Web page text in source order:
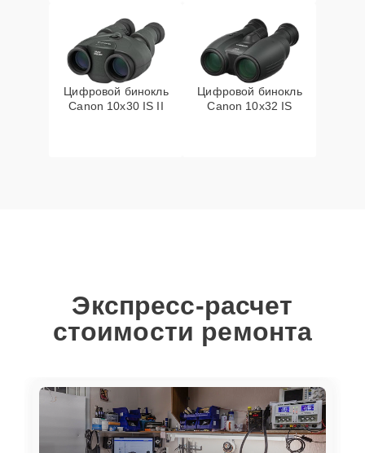
Цифровой бинокль
Canon 10x30 IS II
Цифровой бинокль
Canon 10x32 IS
Экспресс-расчет
стоимости ремонта